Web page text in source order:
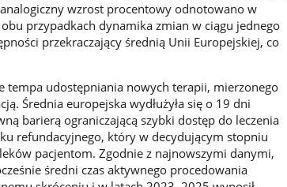
wzrost procentowy odnotowano w
przypadkach dynamika zmian w ciągu jednego
przekraczający średnią Unii Europejskiej, co
udostępniania nowych terapii, mierzonego
Średnia europejska wydłużyła się o 19 dni
barierą ograniczającą szybki dostęp do leczenia
refundacyjnego, który w decydującym stopniu
pacjentom. Zgodnie z najnowszymi danymi,
średni czas aktywnego procedowania